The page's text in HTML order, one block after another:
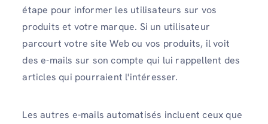
étape pour informer les utilisateurs sur vos
produits et votre marque. Si un utilisateur
parcourt votre site Web ou vos produits, il voit
des e-mails sur son compte qui lui rappellent des
articles qui pourraient l'intéresser.
Les autres e-mails automatisés incluent ceux que